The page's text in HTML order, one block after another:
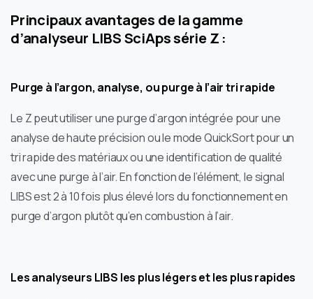
Principaux avantages de la gamme
d’analyseur LIBS SciAps série Z :
Purge à l’argon, analyse, ou purge à l’air tri rapide
Le Z peut utiliser une purge d’argon intégrée pour une
analyse de haute précision ou le mode QuickSort pour un
tri rapide des matériaux ou une identification de qualité
avec une purge à l’air. En fonction de l’élément, le signal
LIBS est 2 à 10 fois plus élevé lors du fonctionnement en
purge d’argon plutôt qu’en combustion à l’air.
Les analyseurs LIBS les plus légers et les plus rapides